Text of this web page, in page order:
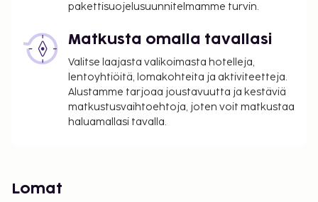
pakettisuojelusuunnitelmamme turvin.
Matkusta omalla tavallasi
Valitse laajasta valikoimasta hotelleja,
lentoyhtiöitä, lomakohteita ja aktiviteetteja.
Alustamme tarjoaa joustavuutta ja kestäviä
matkustusvaihtoehtoja, joten voit matkustaa
haluamallasi tavalla.
Lomat